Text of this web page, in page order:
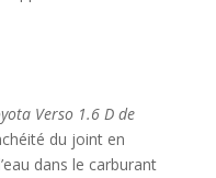
Verso 1.6 D de
du joint en
dans le carburant